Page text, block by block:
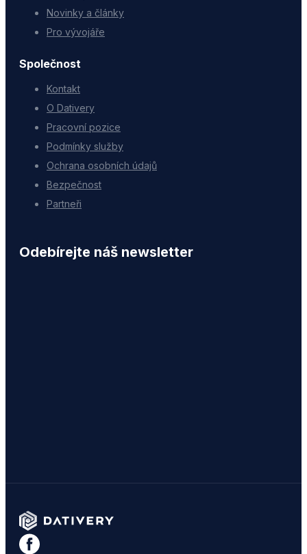
Novinky a články
Pro vývojáře
Společnost
Kontakt
O Dativery
Pracovní pozice
Podmínky služby
Ochrana osobních údajů
Bezpečnost
Partneři
Odebírejte náš newsletter